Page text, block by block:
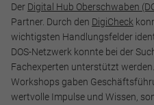
Der Digital Hub Oberschwaben
Partner. Durch den DigiCheck
wichtigsten Handlungsfelder
DOS-Netzwerk konnte bei der
Fachexperten unterstützt
Workshops gaben
wertvolle Impulse und Wissen,